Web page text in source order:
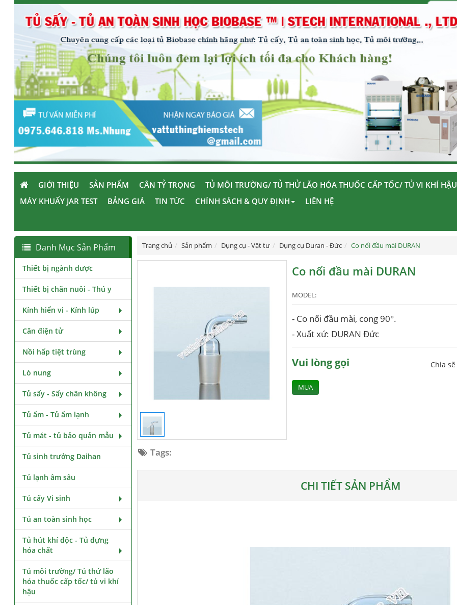
GIỚI THIỆU SẢN PHẨM CÂN TỶ TRỌNG TỦ MÔI TRƯỜNG/ TỦ THỬ LÃO HÓA THUỐC CẤP TỐC/ TỦ VI KHÍ HẬU
MÁY KHUẤY JAR TEST
BẢNG GIÁ TIN TỨC CHÍNH SÁCH & QUY ĐỊNH LIÊN HỆ
Trang chủ Sản phẩm Dụng cụ - Vật tư Dụng cụ Duran - Đức Co nối đầu mài DURAN
Co nối đầu mài DURAN
MODEL:
- Co nối đầu mài, cong 90°.
- Xuất xứ: DURAN Đức
Vui lòng gọi
MUA
Chia sẽ
Tags:
CHI TIẾT SẢN PHẨM
Danh Mục Sản Phẩm
Thiết bị ngành dược
Thiết bị chăn nuôi - Thú y
Kính hiển vi - Kính lúp
Cân điện tử
Nồi hấp tiệt trùng
Lò nung
Tủ sấy - Sấy chân không
Tủ ấm - Tủ ấm lạnh
Tủ mát - tủ bảo quản mẫu
Tủ sinh trưởng Daihan
Tủ lạnh âm sâu
Tủ cấy Vi sinh
Tủ an toàn sinh học
Tủ hút khí độc - Tủ đựng
hóa chất
Tủ môi trường/ Tủ thử lão
hóa thuốc cấp tốc/ tủ vi khí
hậu